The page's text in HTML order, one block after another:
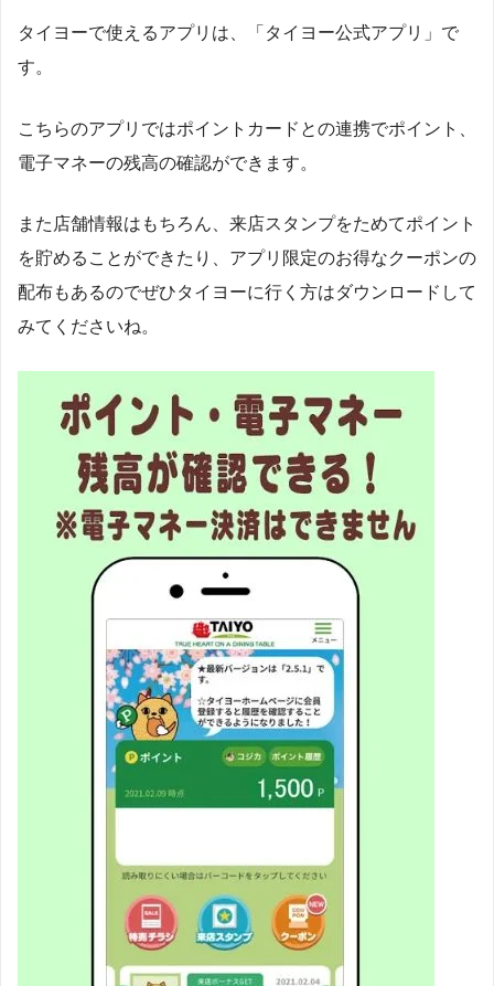
タイヨーで使えるアプリは、「タイヨー公式アプリ」で
す。
こちらのアプリではポイントカードとの連携でポイント、
電子マネーの残高の確認ができます。
また店舗情報はもちろん、来店スタンプをためてポイント
を貯めることができたり、アプリ限定のお得なクーポンの
配布もあるのでぜひタイヨーに行く方はダウンロードして
みてくださいね。